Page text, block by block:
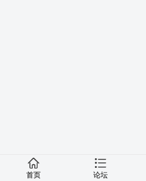
首页 论坛